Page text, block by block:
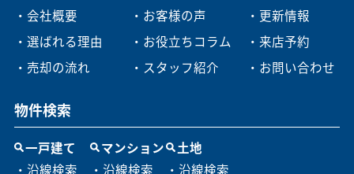
・会社概要
・選ばれる理由
・売却の流れ
・お客様の声
・お役立ちコラム
・スタッフ紹介
・更新情報
・来店予約
・お問い合わせ
物件検索
一戸建て
・沿線検索
マンション
・沿線検索
土地
・沿線検索